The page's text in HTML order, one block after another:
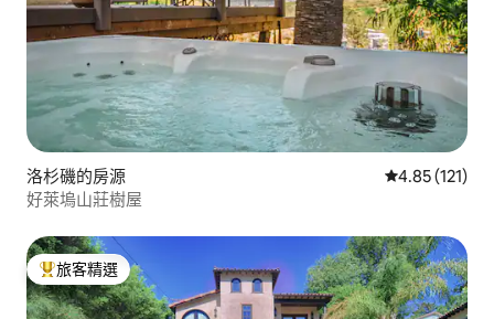
洛杉磯的房源 從 121 則評價
4.85 (121)
好萊塢山莊樹屋
旅客精選榜首
旅客精選